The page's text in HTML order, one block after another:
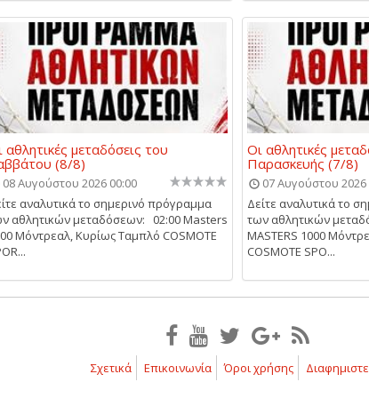
αθλητικές μεταδόσεις του
(8/8)
08 Αυγούστου 2026 00:00
αναλυτικά το σημερινό πρόγραμμα
αθλητικών μεταδόσεων: 02:00 Masters
Μόντρεαλ, Κυρίως Ταμπλό COSMOTE
Οι αθλητικές
Παρασκευής (7/8)
07 Αυγούστου 2026
Δείτε αναλυτικά το
των αθλητικών
MASTERS 1000
COSMOTE SPO...
Σχετικά Επικοινωνία Όροι χρήσης